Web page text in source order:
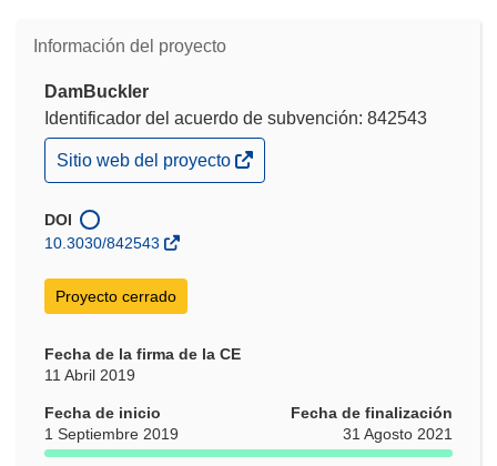
Información del proyecto
DamBuckler
Identificador del acuerdo de subvención: 842543
(se
abrirá
una
nueva
Sitio web del proyecto
DOI
10.3030/842543
Proyecto cerrado
Fecha de la firma de la CE
11 Abril 2019
Fecha de inicio
1 Septiembre 2019
Fecha de finalización
31 Agosto 2021